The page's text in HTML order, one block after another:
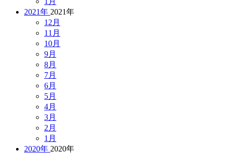
2021年 2021年
12月
11月
10月
9月
8月
7月
6月
5月
4月
3月
2月
1月
2020年 2020年